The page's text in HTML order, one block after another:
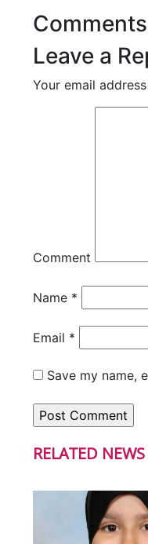
Comments
Leave a
Your email
Comment
Name *
Email *
Save my name,
RELATED NEWS